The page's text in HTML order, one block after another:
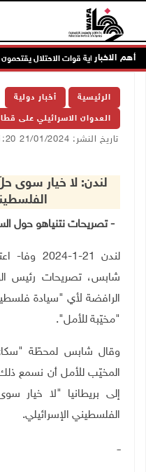
أهم الاخبار
بحماية قوات الاحتلال يقتحمون
الرئيسية أخبار دولية
العدوان الاسرائيلي على
تاريخ النشر: 21/01/2024 11:20 ص
لندن: لا خيار سوى
- تصريحات نتنياهو حول
لندن 21-1-
شابس، تصريحات رئيس
الرافضة لأي "سيادة
"مخيّبة للأمل".
وقال شابس لمحطّة "سكاي
المخيّب للأمل أن نسمع ذلك
إلى بريطانيا "لا خيار
الفلسطيني الإسرائيلي.
ــ